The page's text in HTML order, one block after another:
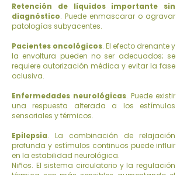
Retención de líquidos importante sin
diagnóstico. Puede enmascarar o agravar
patologías subyacentes.
Pacientes oncológicos. El efecto drenante y
la envoltura pueden no ser adecuados; se
requiere autorización médica y evitar la fase
oclusiva.
Enfermedades neurológicas. Puede existir
una respuesta alterada a los estímulos
sensoriales y térmicos.
Epilepsia. La combinación de relajación
profunda y estímulos continuos puede influir
en la estabilidad neurológica.
Niños. El sistema circulatorio y la regulación